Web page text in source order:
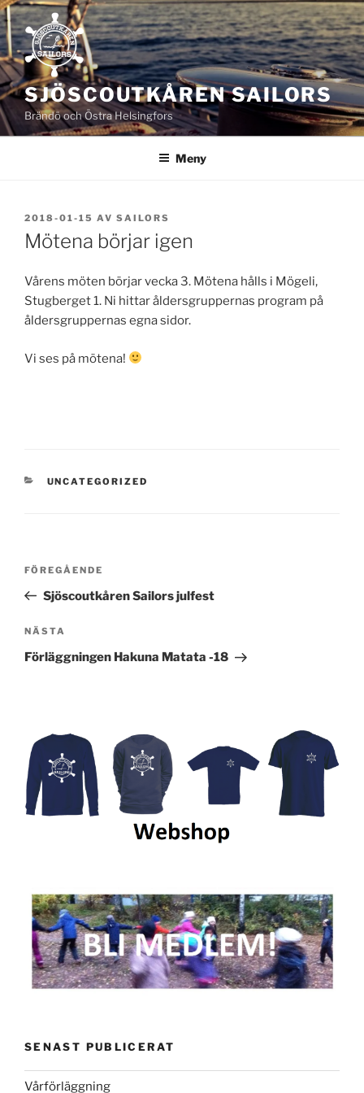
Hoppa
till
innehåll
SJÖSCOUTKÅREN SAILORS
Brändö och Östra Helsingfors
Meny
PUBLICERAT
2018-01-15 AV SAILORS
Mötena börjar igen
Vårens möten börjar vecka 3. Mötena hålls i Mögeli,
Stugberget 1. Ni hittar åldersgruppernas program på
åldersgruppernas egna sidor.
Vi ses på mötena!
KATEGORIER
UNCATEGORIZED
Inläggsnavigering
Föregående
inlägg
FÖREGÅENDE
Sjöscoutkåren Sailors julfest
Nästa
inlägg
NÄSTA
Förläggningen Hakuna Matata -18
SENAST PUBLICERAT
Vårförläggning